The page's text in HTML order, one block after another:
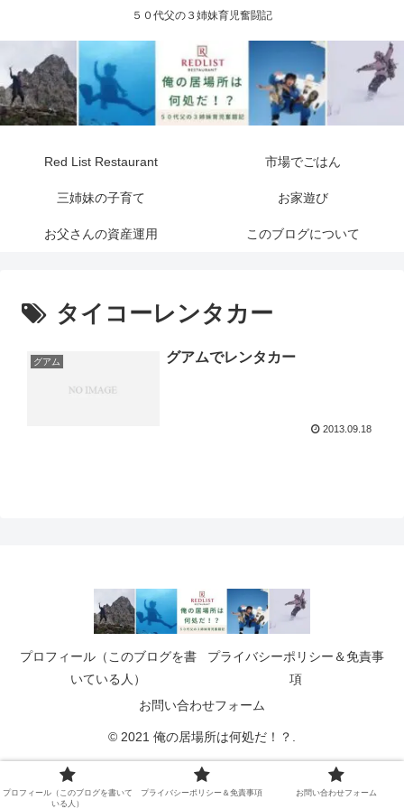
５０代父の３姉妹育児奮闘記
Red List Restaurant 市場でごはん
三姉妹の子育て お家遊び
お父さんの資産運用 このブログについて
タイコーレンタカー
グアム グアムでレンタカー
2013.09.18
プロフィール（このブログを書
いている人）
プライバシーポリシー＆免責事
項
お問い合わせフォーム
© 2021 俺の居場所は何処だ！？.
プロフィール（このブログを書いて
いる人）
プライバシーポリシー＆免責事項 お問い合わせフォーム